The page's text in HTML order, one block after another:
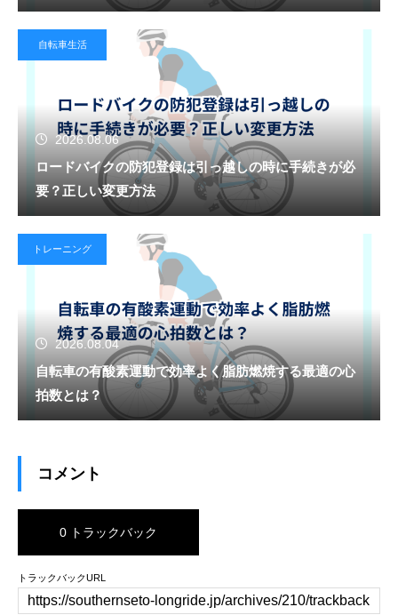
自転車生活
2026.08.06
ロードバイクの防犯登録は引っ越しの時に手続きが必
要？正しい変更方法
トレーニング
2026.08.04
自転車の有酸素運動で効率よく脂肪燃焼する最適の心
拍数とは？
コメント
0 トラックバック
トラックバックURL